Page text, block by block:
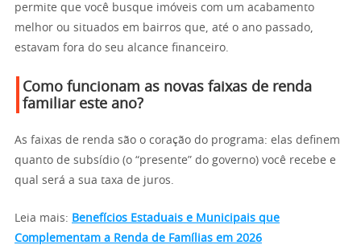
permite que você busque imóveis com um acabamento
melhor ou situados em bairros que, até o ano passado,
estavam fora do seu alcance financeiro.
Como funcionam as novas faixas de renda
familiar este ano?
As faixas de renda são o coração do programa: elas definem
quanto de subsídio (o “presente” do governo) você recebe e
qual será a sua taxa de juros.
Leia mais: Benefícios Estaduais e Municipais que
Complementam a Renda de Famílias em 2026